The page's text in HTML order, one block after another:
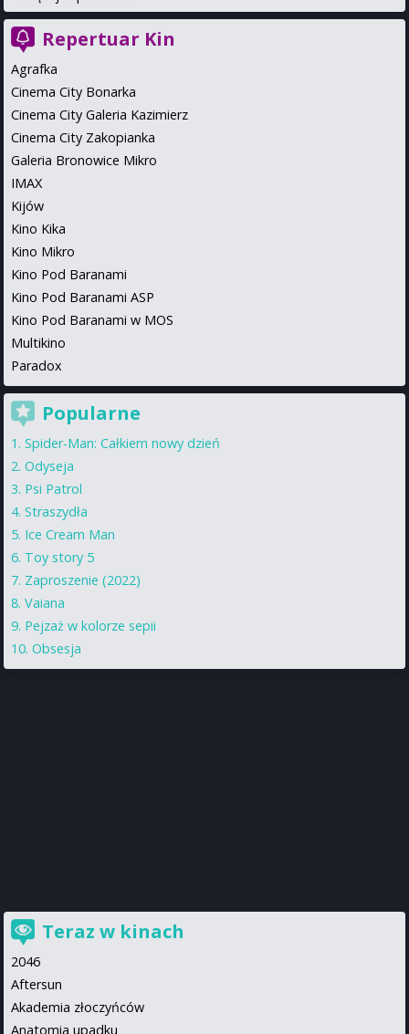
Repertuar Kin
Agrafka
Cinema City Bonarka
Cinema City Galeria Kazimierz
Cinema City Zakopianka
Galeria Bronowice Mikro
IMAX
Kijów
Kino Kika
Kino Mikro
Kino Pod Baranami
Kino Pod Baranami ASP
Kino Pod Baranami w MOS
Multikino
Paradox
Popularne
Spider-Man: Całkiem nowy dzień
Odyseja
Psi Patrol
Straszydła
Ice Cream Man
Toy story 5
Zaproszenie (2022)
Vaiana
Pejzaż w kolorze sepii
Obsesja
Teraz w kinach
2046
Aftersun
Akademia złoczyńców
Anatomia upadku